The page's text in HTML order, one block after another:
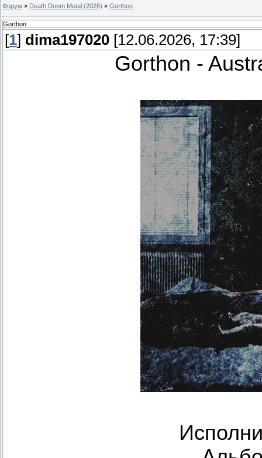
Форум » Death Doom Metal (2026) » Gorthon
Gorthon
[1] dima197020 [12.06.2026, 17:39]
Gorthon -